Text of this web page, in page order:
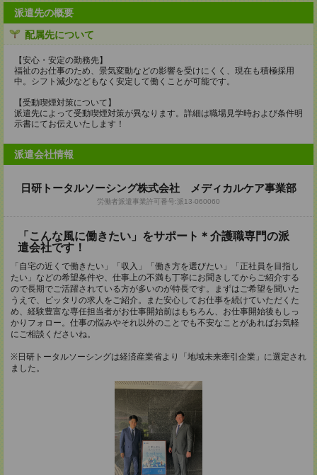
派遣先の概要
配属先について
【安心・安定の勤務先】
福祉のお仕事のため、景気変動などの影響を受けにくく、現在も積極採用
中。シフト減少などもなく安定して働くことが可能です。
【受動喫煙対策について】
派遣先によって受動喫煙対策が異なります。詳細は職場見学時および条件明
示書にてお伝えいたします！
派遣会社情報
日研トータルソーシング株式会社 メディカルケア事業部
労働者派遣事業許可番号:派13-060060
「こんな風に働きたい」をサポート＊介護職専門の派
遣会社です！
「自宅の近くで働きたい」「収入」「働き方を選びたい」「正社員を目指し
たい」などの希望条件や、仕事上の不満も丁寧にお聞きしてからご紹介する
ので長期でご活躍されている方が多いのが特長です。まずはご希望を聞いた
うえで、ピッタリの求人をご紹介。また安心してお仕事を続けていただくた
め、経験豊富な専任担当者がお仕事開始前はもちろん、お仕事開始後もしっ
かりフォロー。仕事の悩みやそれ以外のことでも不安なことがあればお気軽
にご相談くださいね。
※日研トータルソーシングは経済産業省より「地域未来牽引企業」に選定され
ました。